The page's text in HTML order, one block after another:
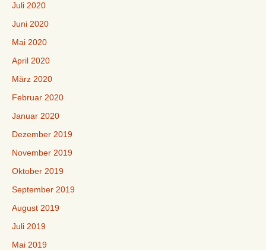
Juli 2020
Juni 2020
Mai 2020
April 2020
März 2020
Februar 2020
Januar 2020
Dezember 2019
November 2019
Oktober 2019
September 2019
August 2019
Juli 2019
Mai 2019